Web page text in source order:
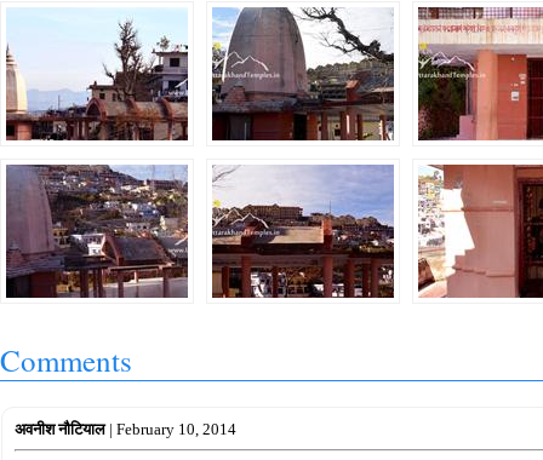
Comments
अवनीश नौटियाल| February 10, 2014